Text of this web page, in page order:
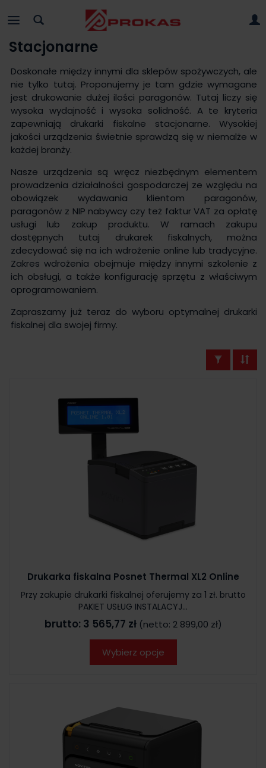
Stacjonarne
Doskonałe między innymi dla sklepów spożywczych, ale
nie tylko tutaj. Proponujemy je tam gdzie wymagane
jest drukowanie dużej ilości paragonów. Tutaj liczy się
wysoka wydajność i wysoka solidność. A te kryteria
zapewniają drukarki fiskalne stacjonarne. Wysokiej
jakości urządzenia świetnie sprawdzą się w niemalże w
każdej branży.
Nasze urządzenia są wręcz niezbędnym elementem
prowadzenia działalności gospodarczej ze względu na
obowiązek wydawania klientom paragonów,
paragonów z NIP nabywcy czy też faktur VAT za opłatę
usługi lub zakup produktu. W ramach zakupu
dostępnych tutaj drukarek fiskalnych, można
zdecydować się na ich wdrożenie online lub tradycyjne.
Zakres wdrożenia obejmuje między innymi szkolenie z
ich obsługi, a także konfigurację sprzętu z właściwym
oprogramowaniem.
Zapraszamy już teraz do wyboru optymalnej drukarki
fiskalnej dla swojej firmy.
Drukarka fiskalna Posnet Thermal XL2 Online
Przy zakupie drukarki fiskalnej oferujemy za 1 zł. brutto
PAKIET USŁUG INSTALACYJ...
brutto: 3 565,77 zł (netto: 2 899,00 zł)
Wybierz opcje